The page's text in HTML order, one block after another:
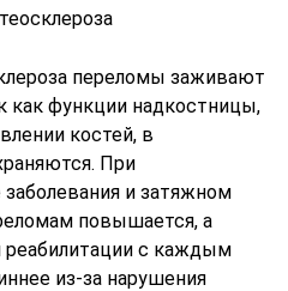
переломы заживают
как функции надкостницы,
костей, в
При
и затяжном
повышается, а
реабилитации с каждым
из-за нарушения